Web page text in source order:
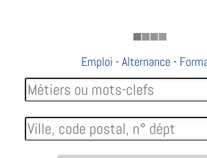
183
Emploi -Alternance -